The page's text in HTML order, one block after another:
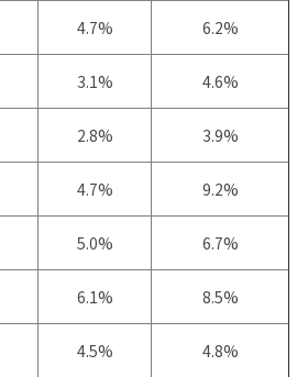
4.7%
6.2%
3.1%
4.6%
2.8%
3.9%
4.7%
9.2%
5.0%
6.7%
6.1%
8.5%
4.5%
4.8%